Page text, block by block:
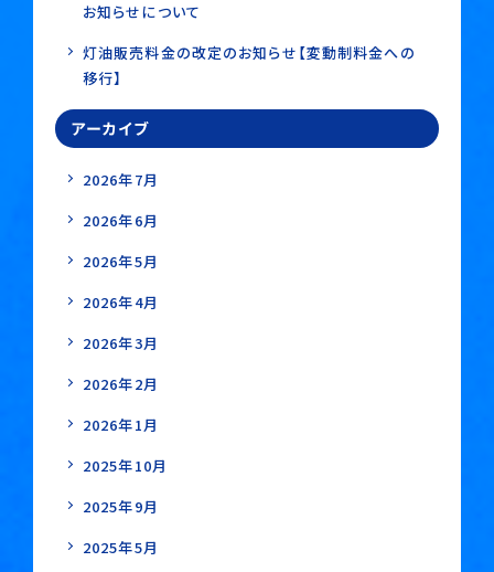
お知らせについて
灯油販売料金の改定のお知らせ【変動制料金への
移行】
アーカイブ
2026年7月
2026年6月
2026年5月
2026年4月
2026年3月
2026年2月
2026年1月
2025年10月
2025年9月
2025年5月